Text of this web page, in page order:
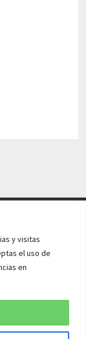
y visitas
el uso de
en